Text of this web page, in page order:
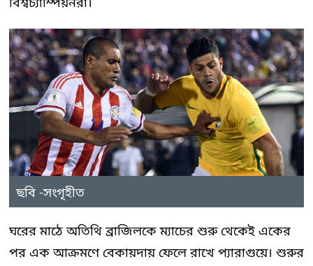
বিশ্বচ্যাম্পিয়নরা।
ছবি -সংগৃহীত
ঘরের মাঠে অতিথি ব্রাজিলকে ম্যাচের শুরু থেকেই একের
পর এক আক্রমণে বেকায়দায় ফেলে রাখে প্যারাগুয়ে। শুরুর